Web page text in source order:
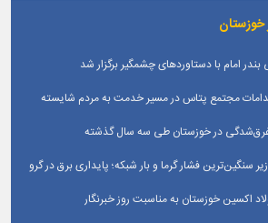
خوزستان
امام با دستاوردهای چشمگیر برگزار شد
اقدامات مجتمع پتاس در مسیر خدمت به مردم شایسته
سنگین‌ترین فشار گرما و بار شبکه؛ پایداری برق در گرو
اکسین خوزستان به مناسبت روز خبرنگار